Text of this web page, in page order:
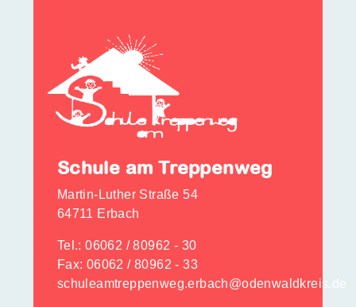
Schule am Treppenweg
Martin-Luther Straße 54
64711 Erbach
Tel.:06062 / 80962 - 30
Fax: 06062 / 80962 - 33
schuleamtreppenweg.erbach@odenwaldkreis.de